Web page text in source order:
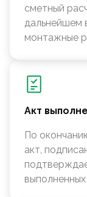
сметный
дальнейшем
монтажные
Акт
По
акт,